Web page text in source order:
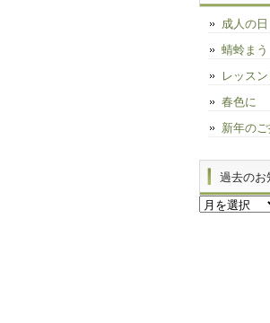
成人の日
蜻蛉まう
レッス
春色に
新年の
過去のお
過